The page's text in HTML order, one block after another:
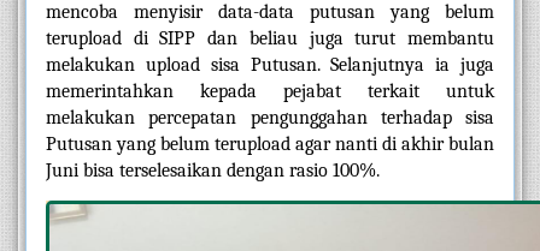
mencoba menyisir data-data putusan yang belum
terupload di SIPP dan beliau juga turut membantu
melakukan upload sisa Putusan. Selanjutnya ia juga
memerintahkan kepada pejabat terkait untuk
melakukan percepatan pengunggahan terhadap sisa
Putusan yang belum terupload agar nanti di akhir bulan
Juni bisa terselesaikan dengan rasio 100%.